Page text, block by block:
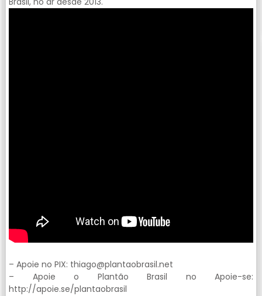
– Apoie no PIX: thiago@plantaobrasil.net
– Apoie o Plantão Brasil no Apoie-se:
http://apoie.se/plantaobrasil